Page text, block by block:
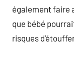
également faire
que bébé
risques